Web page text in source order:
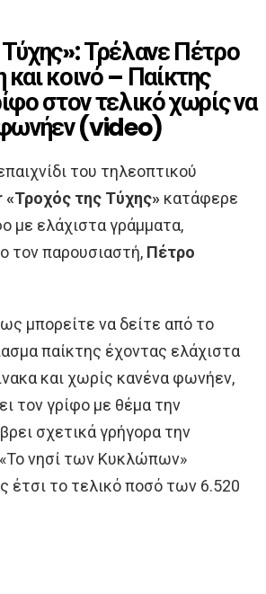
Τρέλανε Πέτρο
κοινό – Παίκτης
στον τελικό χωρίς να
φωνήεν (video)
του τηλεοπτικού
«Τροχός της Τύχης» κατάφερε
με ελάχιστα γράμματα,
τον παρουσιαστή, Πέτρο
μπορείτε να δείτε από το
παίκτης έχοντας ελάχιστα
και χωρίς κανένα φωνήεν,
τον γρίφο με θέμα την
σχετικά γρήγορα την
νησί των Κυκλώπων»
έτσι το τελικό ποσό των 6.520